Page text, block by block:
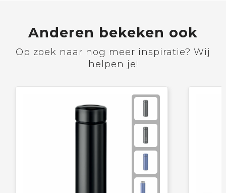
Anderen bekeken ook
Op zoek naar nog meer inspiratie? Wij
helpen je!